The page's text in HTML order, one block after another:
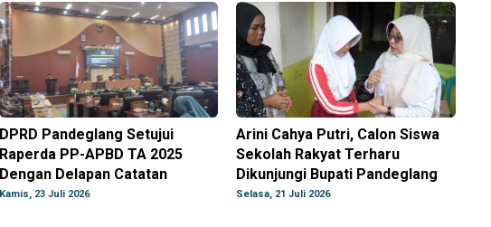
DPRD Pandeglang Setujui
Raperda PP-APBD TA 2025
Dengan Delapan Catatan
Kamis, 23 Juli 2026
Arini Cahya Putri, Calon Siswa
Sekolah Rakyat Terharu
Dikunjungi Bupati Pandeglang
Selasa, 21 Juli 2026